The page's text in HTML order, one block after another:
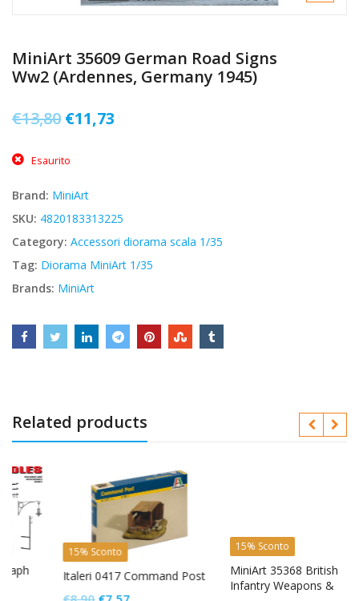
MiniArt 35609 German Road Signs
Ww2 (Ardennes, Germany 1945)
€13,80 Il
originale
era:
€13,80.
€11,73
€11,73.
Esaurito
Brand: MiniArt
SKU: 4820183313225
Category: Accessori diorama scala 1/35
Tag: Diorama MiniArt 1/35
Brands: MiniArt
Related products
15% Sconto
Italeri 0417 Command Post
Il
Il
15% Sconto
MiniArt 35368 British
Infantry Weapons &